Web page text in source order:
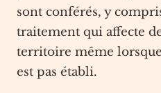
sont conférés, y
traitement qui affecte
territoire même
est pas établi.